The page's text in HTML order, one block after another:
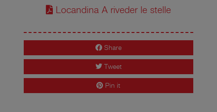
Locandina A riveder le stelle
Share
Tweet
Pin it